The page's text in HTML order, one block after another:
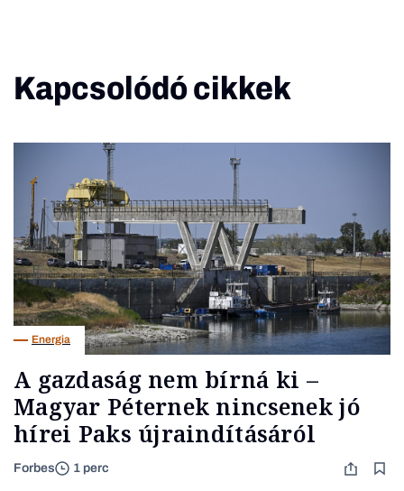
Kapcsolódó cikkek
Energia
A gazdaság nem bírná ki –
Magyar Péternek nincsenek jó
hírei Paks újraindításáról
Forbes 1 perc